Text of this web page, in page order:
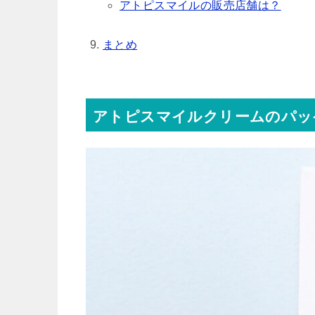
アトピスマイルの販売店舗は？
まとめ
アトピスマイルクリームのパ